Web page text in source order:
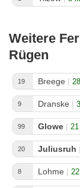
Weitere
Rügen
19 Breege |
9 Dranske |
99 Glowe |
20 Juliusruh |
8 Lohme |